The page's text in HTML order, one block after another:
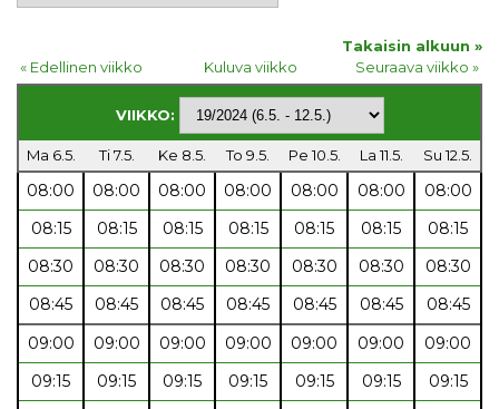
Takaisin alkuun »
« Edellinen viikko
Kuluva viikko Seuraava viikko »
VIIKKO:
Ma 6.5. Ti 7.5. Ke 8.5. To 9.5. Pe 10.5. La 11.5. Su 12.5.
08:00 08:00 08:00 08:00 08:00 08:00
08:00
08:15
08:15 08:15 08:15 08:15 08:15
08:15
08:30
08:30 08:30 08:30 08:30 08:30
08:30
08:45
08:45 08:45 08:45 08:45 08:45
08:45
09:00
09:00 09:00 09:00 09:00 09:00
09:00
09:15
09:15 09:15 09:15 09:15 09:15
09:15